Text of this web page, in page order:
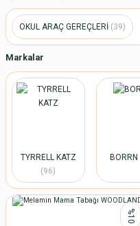
OKUL ARAÇ GEREÇLERİ (39)
Markalar
TYRRELL KATZ
(96)
BORRN
%10